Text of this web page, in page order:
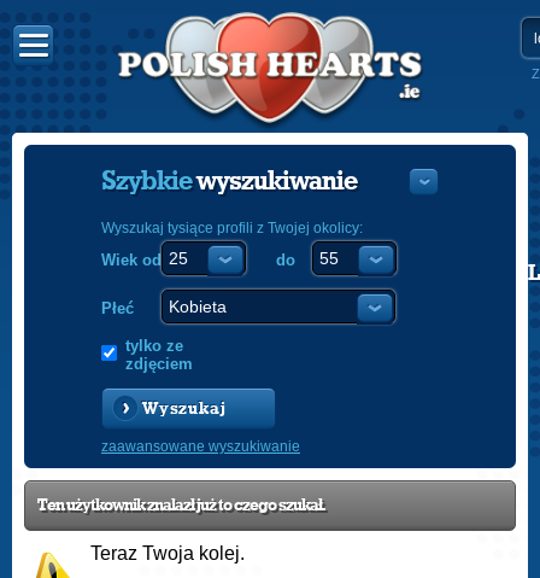
POLISH
Szybkiewyszukiwanie
Wyszukaj tysiące profili z Twojej okolicy:
Wiek od do
Płeć
tylko ze
zdjęciem
Wyszukaj
zaawansowane wyszukiwanie
Ten użytkownik znalazł już to czego szukał.
Teraz Twoja kolej.